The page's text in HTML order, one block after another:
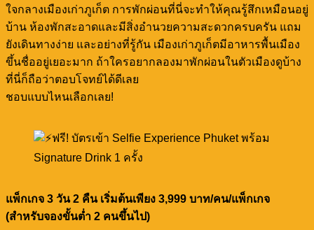
ใจกลางเมืองเก่าภูเก็ต การพักผ่อนที่นี่จะทำให้คุณรู้สึกเหมือนอยู่
บ้าน ห้องพักสะอาดและมีสิ่งอำนวยความสะดวกครบครัน แถม
ยังเดินทางง่าย และอย่างที่รู้กัน เมืองเก่าภูเก็ตมีอาหารพื้นเมือง
ขึ้นชื่ออยู่เยอะมาก ถ้าใครอยากลองมาพักผ่อนในตัวเมืองดูบ้าง
ที่นี่ก็ถือว่าตอบโจทย์ได้ดีเลย
ชอบแบบไหนเลือกเลย!
ฟรี! บัตรเข้า Selfie Experience Phuket พร้อม
Signature Drink 1 ครั้ง
แพ็กเกจ 3 วัน 2 คืน เริ่มต้นเพียง 3,999 บาท/คน/แพ็กเกจ
(สำหรับจองขั้นต่ำ 2 คนขึ้นไป)